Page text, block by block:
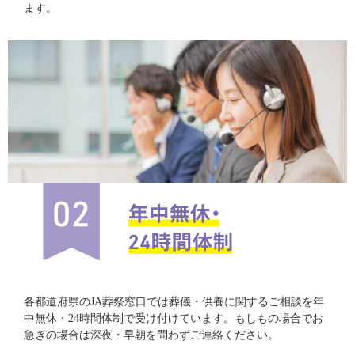
ます。
各都道府県のJA葬祭窓口では葬儀・供養に関するご相談を年
中無休・24時間体制で受け付けています。もしもの場合でお
急ぎの場合は深夜・早朝を問わずご連絡ください。